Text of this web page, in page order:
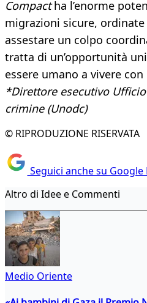
Compactha l’enorme
migrazioni sicure,
assestare un colpo
tratta di un’opportunità
essere umano a vivere
*Direttore esecutivo
crimine (Unodc)
© RIPRODUZIONE RISERVATA
Seguici anche su
Altro di Idee e Commenti
Medio Oriente